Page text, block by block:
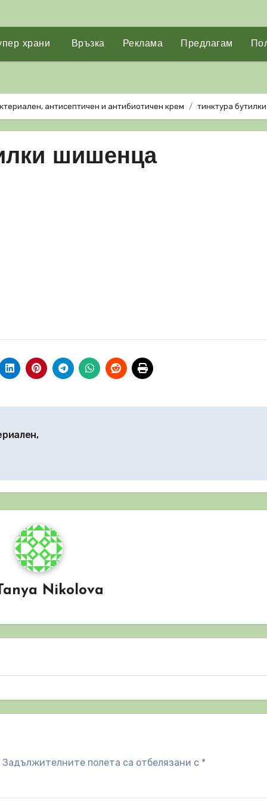
храни Връзка Реклама Предлагам
антисептичен и антибиотичен крем тинктура
шишенца
Nikolova
Задължителните полета са отбелязани с *